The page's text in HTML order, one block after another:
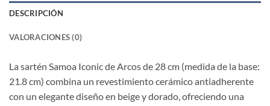
DESCRIPCIÓN
VALORACIONES (0)
La sartén Samoa Iconic de Arcos de 28 cm (medida de la base:
21.8 cm) combina un revestimiento cerámico antiadherente
con un elegante diseño en beige y dorado, ofreciendo una